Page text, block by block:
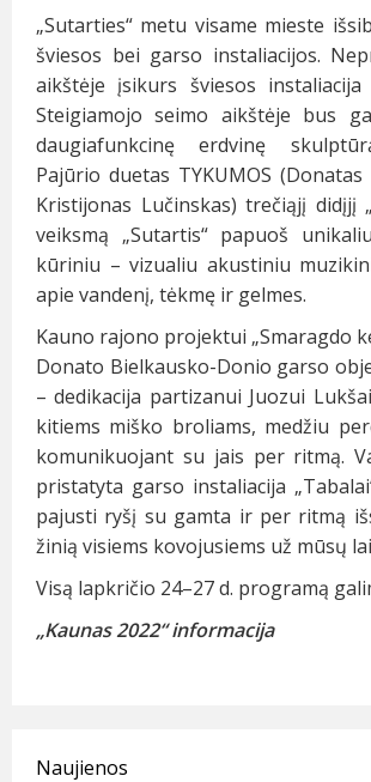
„Sutarties“ metu visame mieste
šviesos bei garso instaliacijos.
aikštėje įsikurs šviesos instaliacija
Steigiamojo seimo aikštėje bus
daugiafunkcinę erdvinę
Pajūrio duetas TYKUMOS
Kristijonas Lučinskas) trečiąjį didįjį
veiksmą „Sutartis“ papuoš
kūriniu – vizualiu akustiniu
apie vandenį, tėkmę ir gelmes.
Kauno rajono projektui „Smaragdo
Donato Bielkausko-Donio garso
– dedikacija partizanui Juozui
kitiems miško broliams, medžiu
komunikuojant su jais per ritmą.
pristatyta garso instaliacija
pajusti ryšį su gamta ir per ritmą
žinią visiems kovojusiems už mūsų
Visą lapkričio 24–27 d. programą
„Kaunas 2022“ informacija
Naujienos